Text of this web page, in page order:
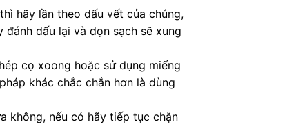
hãy lần theo dấu vết của chúng,
dấu lại và dọn sạch sẽ xung
cọ xoong hoặc sử dụng miếng
khác chắc chắn hơn là dùng
không, nếu có hãy tiếp tục chặn